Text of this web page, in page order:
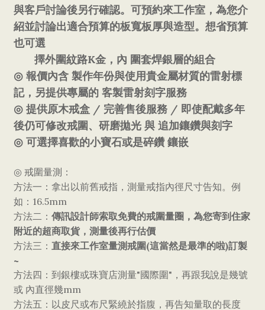
與客戶討論後另行確認。可預約來工作室，為您介
紹並討論出適合預算的板寬板厚與造型。想省預算
也可選
擇外圍紋路K金，內 圍套焊銀層的組合
◎ 報價內含 製作年份與使用貴金屬材質的雷射標
記，另提供專屬的 客製雷射刻字服務
◎ 提供原木戒盒 / 完善售後服務 / 即使配戴多年
後仍可修改戒圍、研磨拋光 與 追加鑲鑽與刻字
◎ 可選擇喜歡的小寶石或是碎鑽 鑲嵌
◎ 戒圍量測：
方法一：拿出以前舊戒指，測量戒指內徑尺寸告知。例
如： 16.5mm
方法二： 傳訊設計師索取免費的戒圍量圈，為您寄到住家
附近的超商取貨，測量後再行估價
方法三： 直接來工作室量測戒圍(這當然是最準的啦)訂製
~
方法四：到銀樓或珠寶店測量"國際圍 " ，再跟我說是幾號
或 內直徑幾mm
方法五：以皮尺或布尺緊繞於指腹，再告知量取的長度